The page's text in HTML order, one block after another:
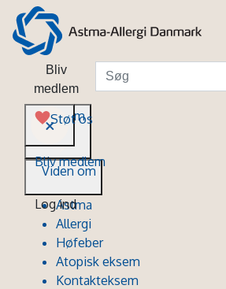
Bliv
medlem
Støt os
Bliv medlem
Log ind
Viden om
Viden om
Astma
Allergi
Høfeber
Atopisk eksem
Kontakteksem